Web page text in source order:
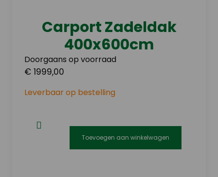
Carport Zadeldak
400x600cm
Doorgaans op voorraad
€ 1999,00
Leverbaar op bestelling
Toevoegen aan winkelwagen